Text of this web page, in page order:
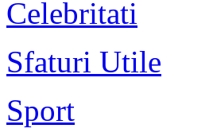
Celebritati
Sfaturi Utile
Sport